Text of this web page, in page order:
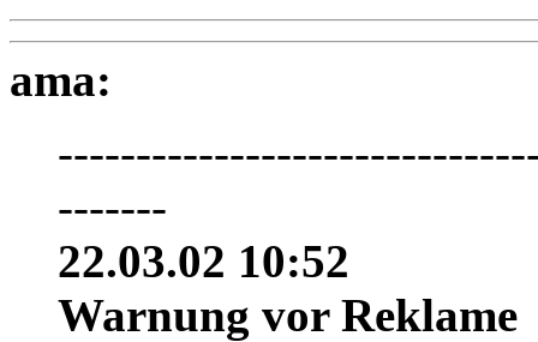
ama:
-------
22.03.02 10:52
Warnung vor Reklame